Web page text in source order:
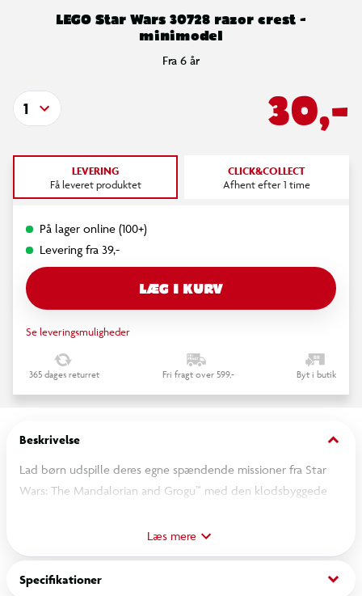
LEGO Star Wars 30728 razor crest -
minimodel
Fra 6 år
30,-
1
LEVERING
Få leveret produktet
CLICK&COLLECT
Afhent efter 1 time
På lager online (100+)
Levering fra 39,-
LÆG I KURV
Se leveringsmuligheder
365 dages returret Fri fragt over 599,- Byt i butik
Beskrivelse keyboard_arrow_down
Lad børn udspille deres egne spændende missioner fra Star
Wars: The Mandalorian and Grogu™ med den klodsbyggede
Læs mere
Specifikationer keyboard_arrow_down